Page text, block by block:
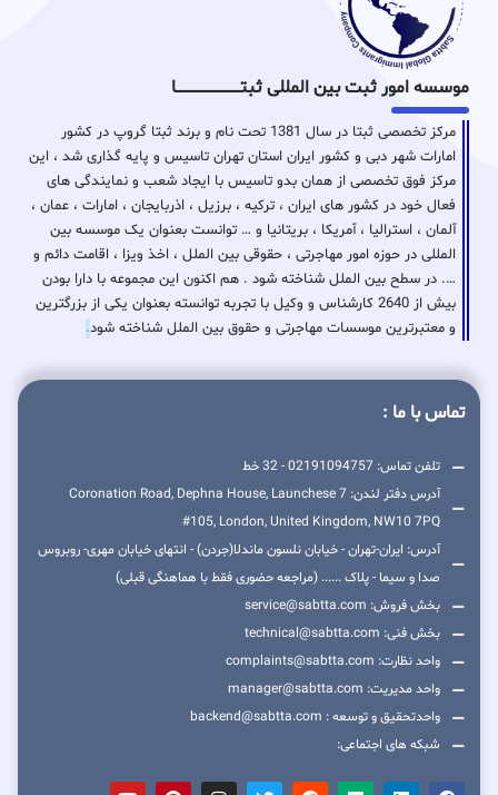
موسسه امور ثبت بین المللی ثبتـــــــــــــــــــــــــــــا
مرکز تخصصی ثبتا در سال 1381 تحت نام و برند ثبتا گروپ در کشور
امارات شهر دبی و کشور ایران استان تهران تاسیس و پایه گذاری شد ، این
مرکز فوق تخصصی از همان بدو تاسیس با ایجاد شعب و نمایندگی های
فعال خود در کشور های ایران ، ترکیه ، برزیل ، اذربایجان ، امارات ، عمان ،
آلمان ، استرالیا ، آمریکا ، بریتانیا و … توانست بعنوان یک موسسه بین
المللی در حوزه امور مهاجرتی ، حقوقی بین الملل ، اخذ ویزا ، اقامت دائم و
…. در سطح بین الملل شناخته شود . هم اکنون این مجموعه با دارا بودن
بیش از 2640 کارشناس و وکیل با تجربه توانسته بعنوان یکی از بزرگترین
و معتبرترین موسسات مهاجرتی و حقوق بین الملل شناخته شود.
تماس با ما :
تلفن تماس: 02191094757 - 32 خط
آدرس دفتر لندن: 7 Coronation Road, Dephna House, Launchese
#105, London, United Kingdom, NW10 7PQ
آدرس: ایران-تهران - خیابان نلسون ماندلا(جردن) - انتهای خیابان مهری- روبروس
صدا و سیما - پلاک ...... (مراجعه حضوری فقط با هماهنگی قبلی)
بخش فروش: service@sabtta.com
بخش فنی: technical@sabtta.com
واحد نظارت: complaints@sabtta.com
واحد مدیریت: manager@sabtta.com
واحدتحقیق و توسعه : backend@sabtta.com
شبکه های اجتماعی: